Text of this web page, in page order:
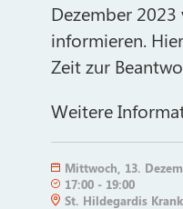
Dezember
informieren.
Zeit zur
Weitere
Mittwoch 13.
17:00- 19:00
St. Hildegardis